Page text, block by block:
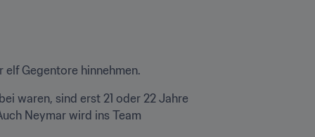
elf Gegentore hinnehmen.
waren, sind erst 21 oder 22 Jahre
Neymar wird ins Team